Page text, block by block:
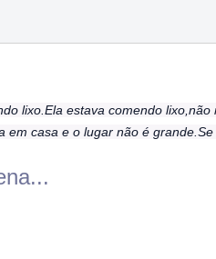
lixo.Ela estava comendo
casa e o lugar não é